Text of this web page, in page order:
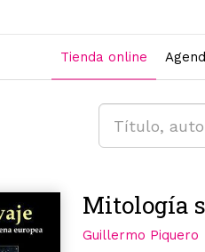
Tienda online
Mitología
Guillermo Piquero